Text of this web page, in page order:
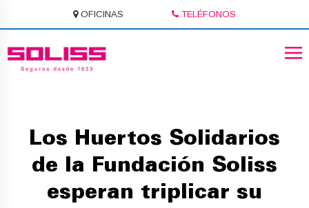
OFICINAS TELÉFONOS
Los Huertos Solidarios
de la Fundación Soliss
esperan triplicar su